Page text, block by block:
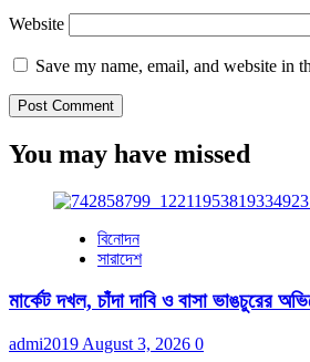
Website
Save my name, email, and website in
You may have missed
বিনোদন
সারাদেশ
মার্কেট দখল, চাঁদা দাবি ও বাসা ভাঙচুরের
admi2019 August 3, 2026 0